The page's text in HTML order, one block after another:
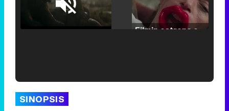
Unmute /
Loaded:
25.30%
SINOPSIS